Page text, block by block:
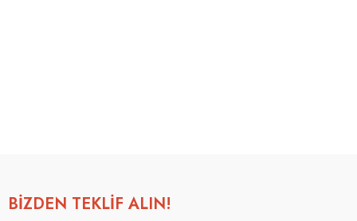
BİZDEN TEKLİF ALIN!